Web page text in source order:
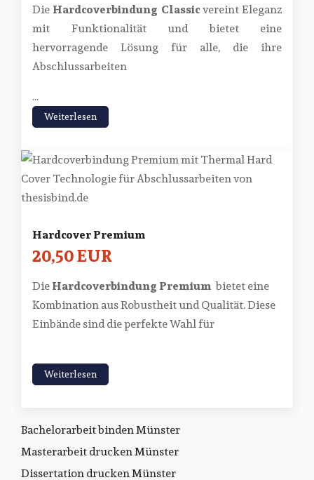
Die Hardcoverbindung Classicvereint Eleganz
mit Funktionalität und bietet eine
hervorragende Lösung für alle, die ihre
Abschlussarbeiten
...
Weiterlesen
Hardcover Premium
20,50 EUR
DieHardcoverbindung Premium bietet eine
Kombination aus Robustheit und Qualität. Diese
Einbände sind die perfekte Wahl für
Weiterlesen
Bachelorarbeit binden Münster
Masterarbeit drucken Münster
Dissertation drucken Münster